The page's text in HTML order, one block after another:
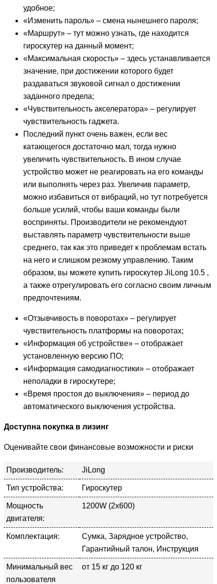
удобное;
«Изменить пароль» – смена нынешнего пароля;
«Маршрут» – тут можно узнать, где находится
гироскутер на данный момент;
«Максимальная скорость» – здесь устанавливается
значение, при достижении которого будет
раздаваться звуковой сигнал о достижении
заданного предела;
«Чувствительность акселератора» – регулирует
чувствительность гаджета.
Последний пункт очень важен, если вес
катающегося достаточно мал, тогда нужно
увеличить чувствительность. В ином случае
устройство может не реагировать на его команды
или выполнять через раз. Увеличив параметр,
можно избавиться от вибраций, но тут потребуется
больше усилий, чтобы ваши команды были
восприняты. Производители не рекомендуют
выставлять параметр чувствительности выше
среднего, так как это приведет к проблемам встать
на него и слишком резкому управлению. Таким
образом, вы можете купить гироскутер JiLong 10.5 ,
а также отрегулировать его согласно своим личным
предпочтениям.
«Отзывчивость в поворотах» – регулирует
чувствительность платформы на поворотах;
«Информация об устройстве» – отображает
установленную версию ПО;
«Информация самодиагностики» – отображает
неполадки в гироскутере;
«Время простоя до выключения» – период до
автоматического выключения устройства.
Доступна покупка в лизинг
Оценивайте свои финансовые возможности и риски
Производитель: JiLong
Тип устройства: Гироскутер
Мощность
двигателя:
1200W (2х600)
Комплектация:
Сумка, Зарядное устройство,
Гарантийный талон, Инструкция
Минимальный вес
пользователя
от 15 кг до 120 кг